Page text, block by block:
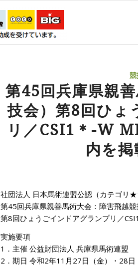
競
第45回兵庫県親
技会）第8回ひょ
リ／CSI1＊-W
内を掲
社団法人 日本馬術連盟公認（カテゴ
第45回兵庫県親善馬術大会：障害飛越競
第8回ひょうごインドアグランプリ／
実施要項
1．主催 公益財団法人 兵庫県馬術連盟
2．期日 令和2年11月27日（金）・28日